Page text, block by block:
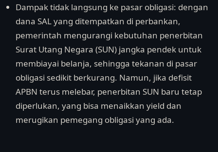
Dampak tidak langsung ke pasar obligasi: dengan
dana SAL yang ditempatkan di perbankan,
pemerintah mengurangi kebutuhan penerbitan
Surat Utang Negara (SUN) jangka pendek untuk
membiayai belanja, sehingga tekanan di pasar
obligasi sedikit berkurang. Namun, jika defisit
APBN terus melebar, penerbitan SUN baru tetap
diperlukan, yang bisa menaikkan yield dan
merugikan pemegang obligasi yang ada.